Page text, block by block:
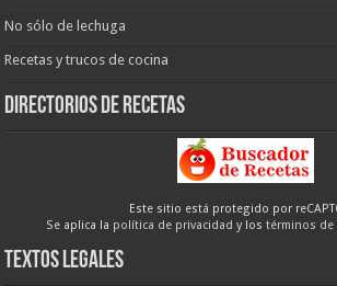
No sólo de lechuga
Recetas y trucos de cocina
Directorios de recetas
Este sitio está protegido por
Se aplica la política de privacidad y los términos de
Textos legales